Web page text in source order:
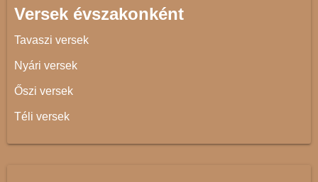
Versek évszakonként
Tavaszi versek
Nyári versek
Őszi versek
Téli versek